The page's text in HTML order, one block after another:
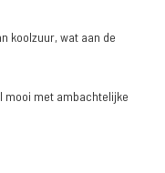
koolzuur, wat aan de
mooi met ambachtelijke